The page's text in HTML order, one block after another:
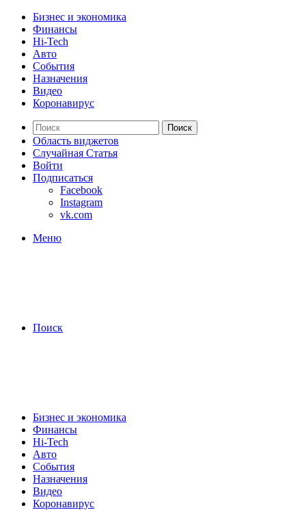
Бизнес и экономика
Финансы
Hi-Tech
Авто
События
Назначения
Видео
Коронавирус
Поиск
Область виджетов
Случайная Статья
Войти
Подписаться
Facebook
Instagram
vk.com
Меню
Поиск
Бизнес и экономика
Финансы
Hi-Tech
Авто
События
Назначения
Видео
Коронавирус